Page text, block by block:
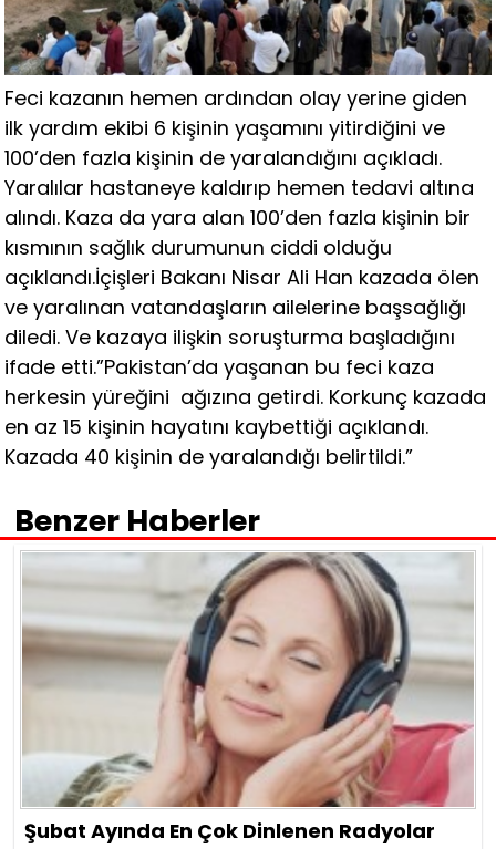
Feci kazanın hemen ardından olay yerine giden
ilk yardım ekibi 6 kişinin yaşamını yitirdiğini ve
100’den fazla kişinin de yaralandığını açıkladı.
Yaralılar hastaneye kaldırıp hemen tedavi altına
alındı. Kaza da yara alan 100’den fazla kişinin bir
kısmının sağlık durumunun ciddi olduğu
açıklandı.İçişleri Bakanı Nisar Ali Han kazada ölen
ve yaralınan vatandaşların ailelerine başsağlığı
diledi. Ve kazaya ilişkin soruşturma başladığını
ifade etti.”Pakistan’da yaşanan bu feci kaza
herkesin yüreğini ağızına getirdi. Korkunç kazada
en az 15 kişinin hayatını kaybettiği açıklandı.
Kazada 40 kişinin de yaralandığı belirtildi.”
Benzer Haberler
Şubat Ayında En Çok Dinlenen Radyolar